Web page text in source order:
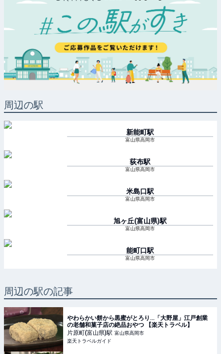
周辺の駅
新能町駅
富山県高岡市
荻布駅
富山県高岡市
米島口駅
富山県高岡市
旭ヶ丘(富山県)駅
富山県高岡市
能町口駅
富山県高岡市
周辺の駅の記事
やわらかい餅から黒蜜がとろり…「大野屋」江戸創業
の老舗和菓子店の絶品おやつ 【楽天トラベル】
片原町(富山県)駅 富山県高岡市
楽天トラベルガイド